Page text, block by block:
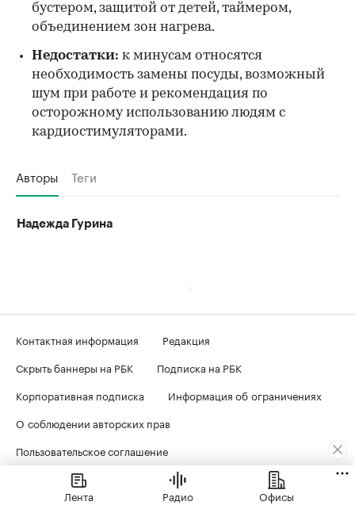
бустером, защитой от детей, таймером,
объединением зон нагрева.
Недостатки: к минусам относятся
необходимость замены посуды, возможный
шум при работе и рекомендация по
осторожному использованию людям с
кардиостимуляторами.
Авторы Теги
Надежда Гурина
Контактная информация
Редакция
Скрыть баннеры на РБК
Подписка на РБК
Корпоративная подписка
Информация об ограничениях
О соблюдении авторских прав
Пользовательское соглашение
Политика в отношении обработки персональных данных
Политика обработки файлов cookie
Лента Радио Офисы